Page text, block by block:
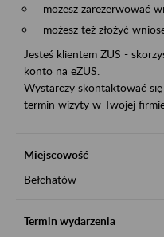
możesz zarezerwować
możesz też złożyć
Jesteś klientem ZUS -
konto na eZUS.
Wystarczy skontaktować
termin wizyty w Twojej
Miejscowość
Bełchatów
Termin wydarzenia